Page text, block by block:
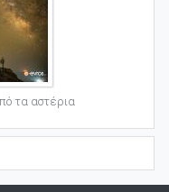
τα αστέρια